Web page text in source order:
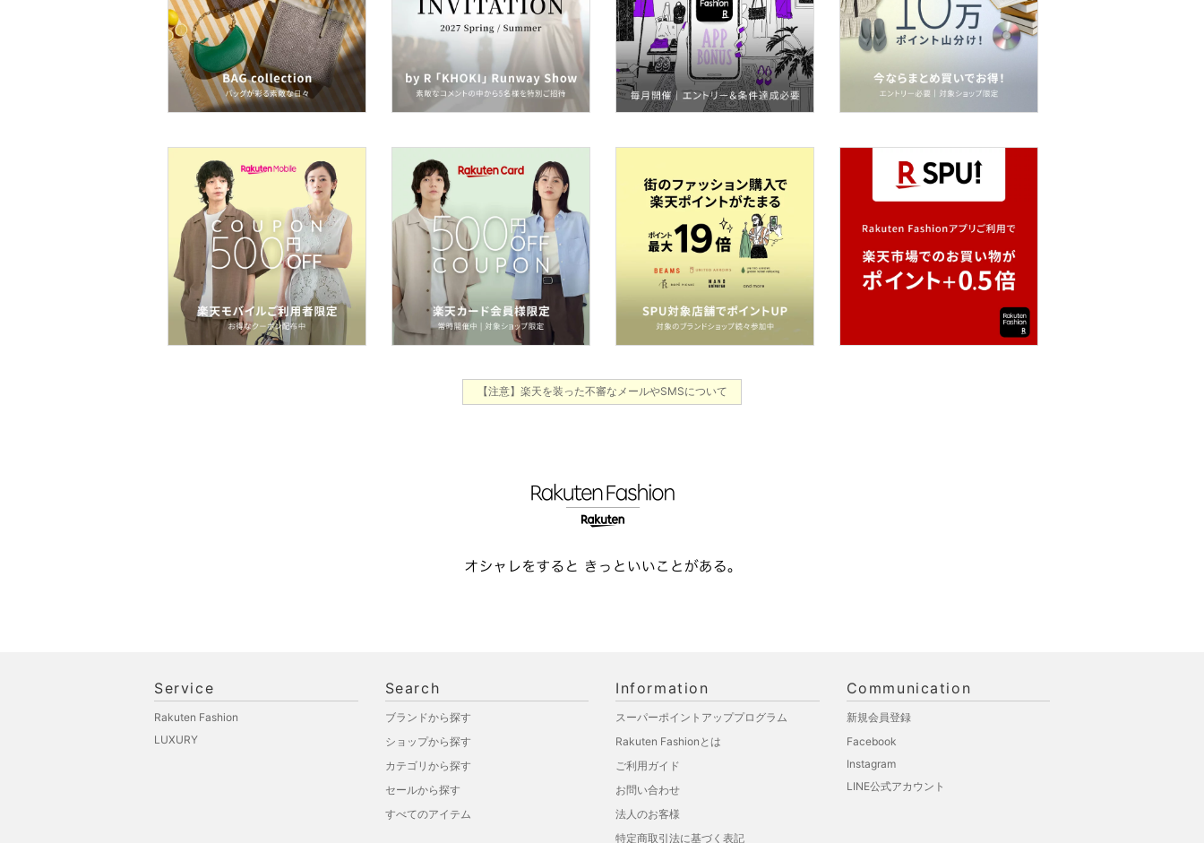
ヘアケア
フレグランス
メイク道具・美容器具
コフレ・キット・セット
食器・調理器具・キッチ
ン用品
インテリア・生活雑貨
スマホグッズ・オーディ
オ機器
スポーツ・アウトドア用
【注意】楽天を装った不審なメールやSMSについて
Service
Rakuten Fashion
LUXURY
Search
ブランドから探す
ショップから探す
カテゴリから探す
セールから探す
すべてのアイテム
Information
スーパーポイントアッププログラム
Rakuten Fashionとは
ご利用ガイド
お問い合わせ
法人のお客様
特定商取引法に基づく表記
Communication
新規会員登録
Facebook
Instagram
LINE公式アカウント